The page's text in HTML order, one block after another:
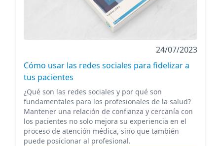
24/07/2023
Cómo usar las redes sociales para fidelizar a
tus pacientes
¿Qué son las redes sociales y por qué son
fundamentales para los profesionales de la salud?
Mantener una relación de confianza y cercanía con
los pacientes no solo mejora su experiencia en el
proceso de atención médica, sino que también
puede posicionar al profesional.